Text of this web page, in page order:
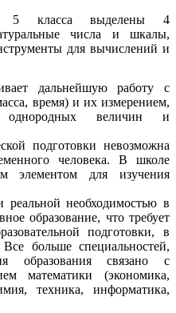
5 класса выделены 4
числа и шкалы,
для вычислений и
дальнейшую работу с
а, время) и их измерением,
величин и
подготовки невозможна
человека. В школе
элементом для изучения
необходимостью в
образование, что требует
подготовки, в
больше специальностей,
образования связано с
математики (экономика,
техника, информатика,